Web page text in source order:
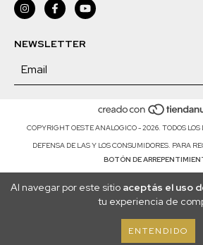
Al navegar por este sitio aceptás el uso
tu experiencia de
ENTENDIDO
NEWSLETTER
COPYRIGHT OESTE ANALOGICO - 2026. TODOS LOS
DEFENSA DE LAS Y LOS CONSUMIDORES. PARA
BOTÓN DE